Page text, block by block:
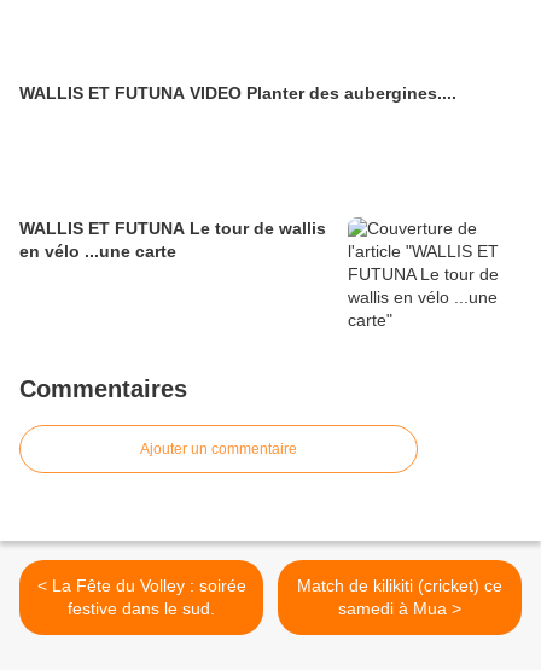
WALLIS ET FUTUNA VIDEO Planter des aubergines....
WALLIS ET FUTUNA Le tour de wallis
en vélo ...une carte
Commentaires
Ajouter un commentaire
< La Fête du Volley : soirée
festive dans le sud.
Match de kilikiti (cricket) ce
samedi à Mua >